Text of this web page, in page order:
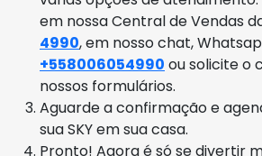
em nossa Central de Vendas
4990, em nosso chat,
+558006054990 ou solicite o
nossos formulários.
Aguarde a confirmação e
sua SKY em sua casa.
Pronto! Agora é só se divertir